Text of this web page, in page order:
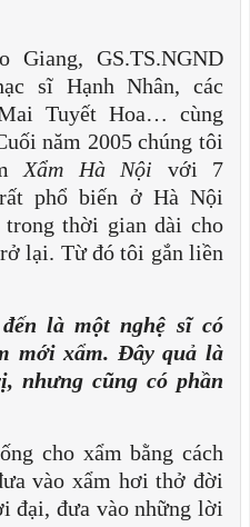
GS.TS.NGND
sĩ Hạnh Nhân, các
Tuyết Hoa… cùng
năm 2005 chúng tôi
Xẩm Hà Nội với 7
phổ biến ở Hà Nội
thời gian dài cho
lại. Từ đó tôi gắn liền
là một nghệ sĩ có
mới xẩm. Đây quả là
nhưng cũng có phần
cho xẩm bằng cách
vào xẩm hơi thở đời
đại, đưa vào những lời